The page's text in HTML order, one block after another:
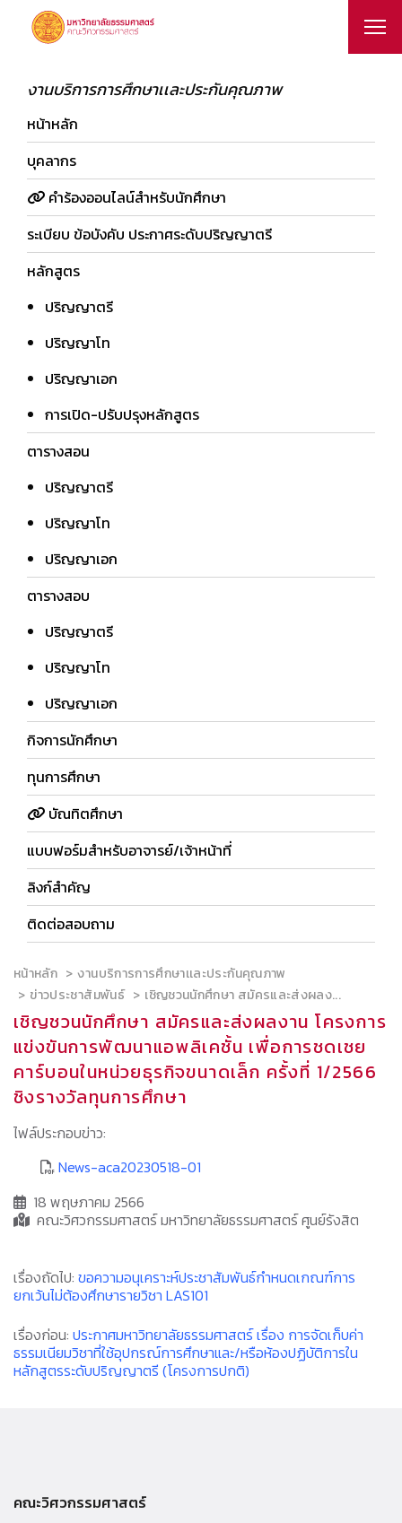
งานบริการการศึกษาเเละประกันคุณภาพ
หน้าหลัก
บุคลากร
คำร้องออนไลน์สำหรับนักศึกษา
ระเบียบ ข้อบังคับ ประกาศระดับปริญญาตรี
หลักสูตร
ปริญญาตรี
ปริญญาโท
ปริญญาเอก
การเปิด-ปรับปรุงหลักสูตร
ตารางสอน
ปริญญาตรี
ปริญญาโท
ปริญญาเอก
ตารางสอบ
ปริญญาตรี
ปริญญาโท
ปริญญาเอก
กิจการนักศึกษา
ทุนการศึกษา
บัณทิตศึกษา
แบบฟอร์มสำหรับอาจารย์/เจ้าหน้าที่
ลิงก์สำคัญ
ติดต่อสอบถาม
หน้าหลัก
งานบริการการศึกษาเเละประกันคุณภาพ
ข่าวประชาสัมพันธ์
เชิญชวนนักศึกษา สมัครและส่งผลง...
เชิญชวนนักศึกษา สมัครและส่งผลงาน โครงการ
แข่งขันการพัฒนาแอพลิเคชั้น เพื่อการชดเชย
คาร์บอนในหน่วยธุรกิจขนาดเล็ก ครั้งที่ 1/2566
ชิงรางวัลทุนการศึกษา
ไฟล์ประกอบข่าว:
News-aca20230518-01
18 พฤษภาคม 2566
คณะวิศวกรรมศาสตร์ มหาวิทยาลัยธรรมศาสตร์ ศูนย์รังสิต
เรื่องถัดไป: ขอความอนุเคราะห์ประชาสัมพันธ์กำหนดเกณฑ์การ
ยกเว้นไม่ต้องศึกษารายวิชา LAS101
เรื่องก่อน: ประกาศมหาวิทยาลัยธรรมศาสตร์ เรื่อง การจัดเก็บค่า
ธรรมเนียมวิชาที่ใช้อุปกรณ์การศึกษาและ/หรือห้องปฏิบัติการใน
หลักสูตรระดับปริญญาตรี (โครงการปกติ)
คณะวิศวกรรมศาสตร์